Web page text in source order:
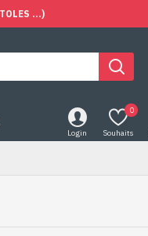
...)
Login Souhaits
0